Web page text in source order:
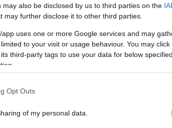
also be disclosed by us to third parties on the
may further disclose it to other third parties.
uses one or more Google services and may
to your visit or usage behaviour. You may
third-party tags to use your data for below
Opt Outs
of my personal data.